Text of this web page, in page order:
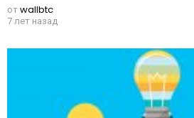
отwallbtc
7 лет назад